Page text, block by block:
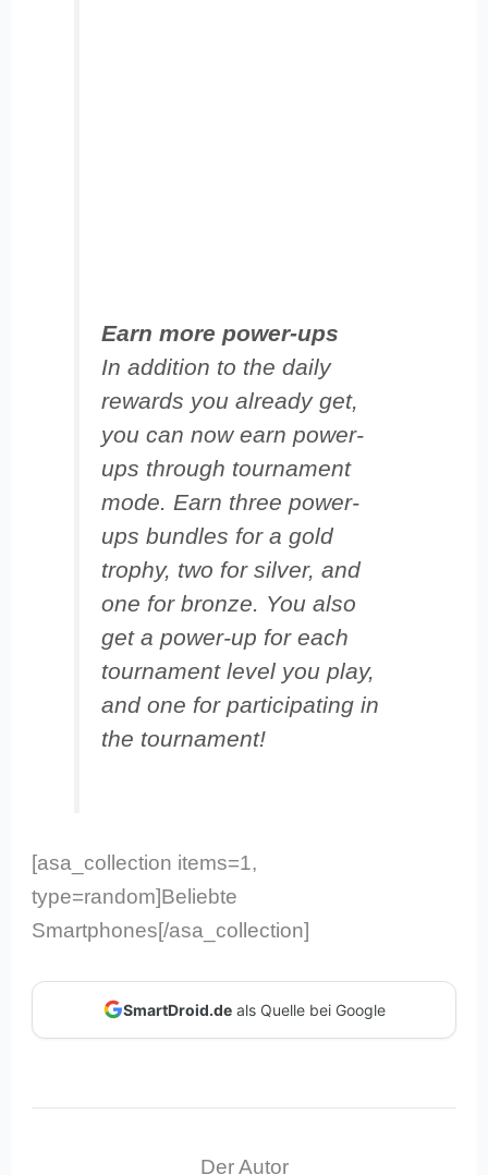
Earn more power-ups
In addition to the daily
rewards you already get,
you can now earn power-
ups through tournament
mode. Earn three power-
ups bundles for a gold
trophy, two for silver, and
one for bronze. You also
get a power-up for each
tournament level you play,
and one for participating in
the tournament!
[asa_collection items=1,
type=random]Beliebte
Smartphones[/asa_collection]
SmartDroid.deals Quelle bei Google
Der Autor